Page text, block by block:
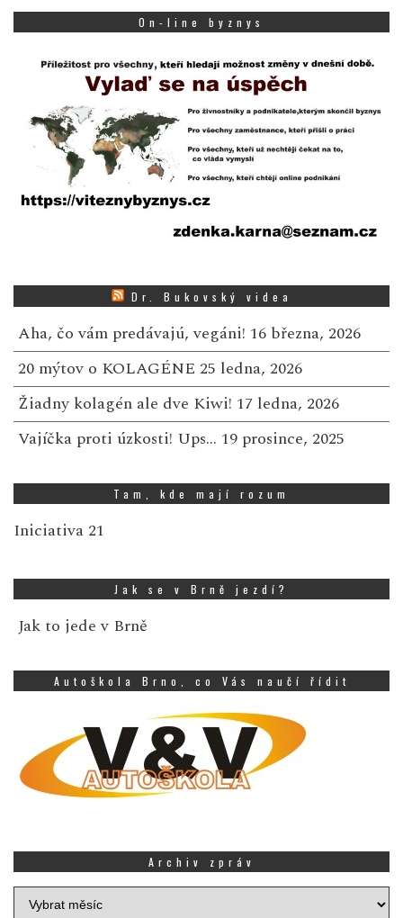
On-line byznys
Dr. Bukovský videa
Aha, čo vám predávajú, vegáni! 16 března, 2026
20 mýtov o KOLAGÉNE 25 ledna, 2026
Žiadny kolagén ale dve Kiwi! 17 ledna, 2026
Vajíčka proti úzkosti! Ups… 19 prosince, 2025
Tam, kde mají rozum
Iniciativa 21
Jak se v Brně jezdí?
Jak to jede v Brně
Autoškola Brno, co Vás naučí řídit
Archiv zpráv
Archiv